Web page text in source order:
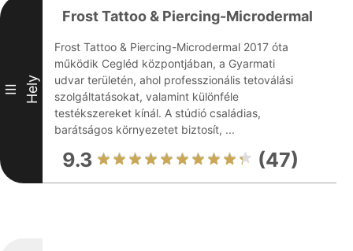
III Hely
Frost Tattoo & Piercing-Microdermal
Frost Tattoo & Piercing-Microdermal 2017 óta
működik Cegléd központjában, a Gyarmati
udvar területén, ahol professzionális tetoválási
szolgáltatásokat, valamint különféle
testékszereket kínál. A stúdió családias,
barátságos környezetet biztosít, ...
9.3 (47)